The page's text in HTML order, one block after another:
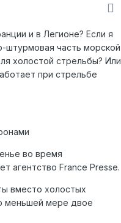
и в Легионе? Если я
штурмовая часть морской
холостой стрельбы? Или
при стрельбе
во время
агентство France Presse.
вместо холостых
меньшей мере двое